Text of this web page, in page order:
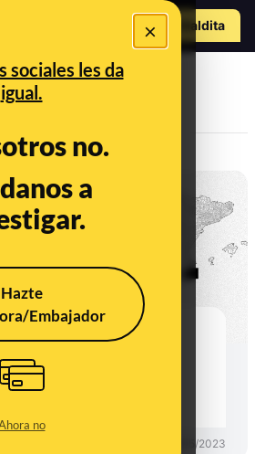
×
sociales les da
igual.
no.
a
Hazte
Embajador
no
Hazte Maldita
28M a nivel
gana el mayor
de toda
29/05/2023